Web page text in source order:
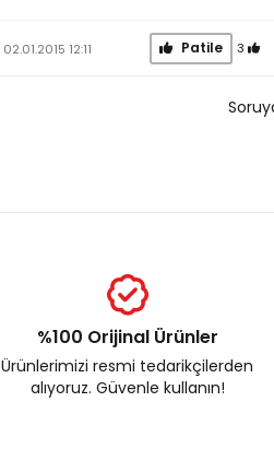
02.01.2015 12:11 Patile 3
%100 Orijinal Ürünler
Ürünlerimizi resmi tedarikçilerden
alıyoruz. Güvenle kullanın!